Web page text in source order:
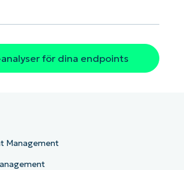
analyser för dina endpoints
Management